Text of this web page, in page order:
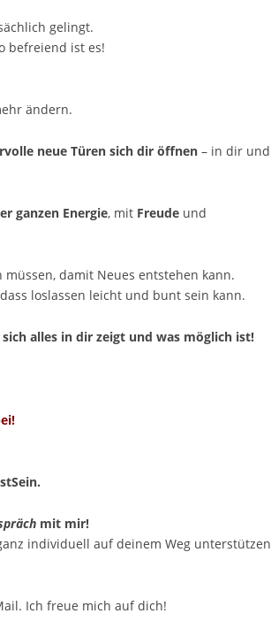
gelingt.
befreiend ist es!
ändern.
neue Türen sich dir öffnen – in dir und
ganzen Energie, mit Freude und
damit Neues entstehen kann.
loslassen leicht und bunt sein kann.
alles in dir zeigt und was möglich ist!
mit mir!
individuell auf deinem Weg unterstützen
Ich freue mich auf dich!